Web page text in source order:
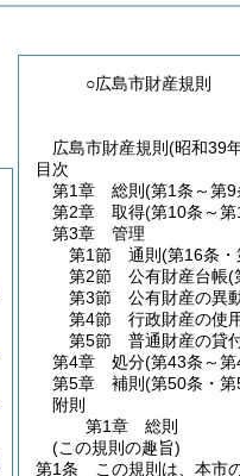
○広島市財産規則
広島市財産規則(昭和39
目次
第1章
総則 (第1条～第9
第2章
取得(第10条～第
第3章
管理
第1節
通則 (第16条・
第2節
公有財産台帳(
第3節
公有財産の異
第4節
行政財産の使
第5節
普通財産の貸
第4章
処分(第43条～第
第5章
補則 (第50条・第
附則
第1章
総則
(この規則の趣旨)
第1条
この規則は、本市